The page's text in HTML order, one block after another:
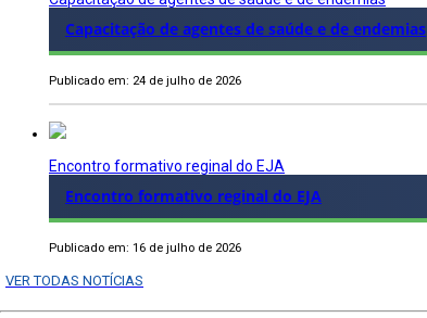
Capacitação de agentes de saúde e de endemias
Publicado em: 24 de julho de 2026
Encontro formativo reginal do EJA
Encontro formativo reginal do EJA
Publicado em: 16 de julho de 2026
VER TODAS NOTÍCIAS